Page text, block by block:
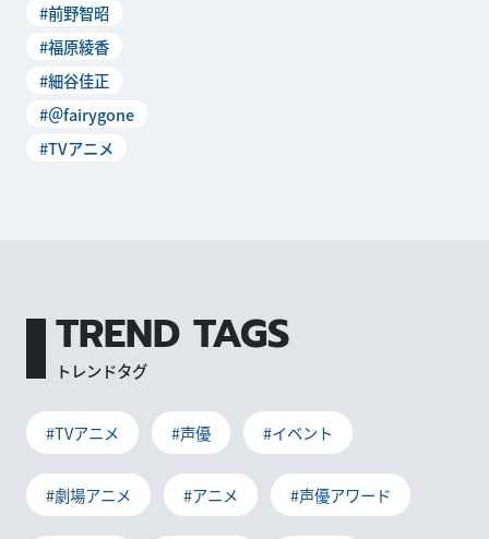
#前野智昭
#福原綾香
#細谷佳正
#＠fairygone
#TVアニメ
TREND TAGS
トレンドタグ
#TVアニメ #声優 #イベント
#劇場アニメ #アニメ #声優アワード